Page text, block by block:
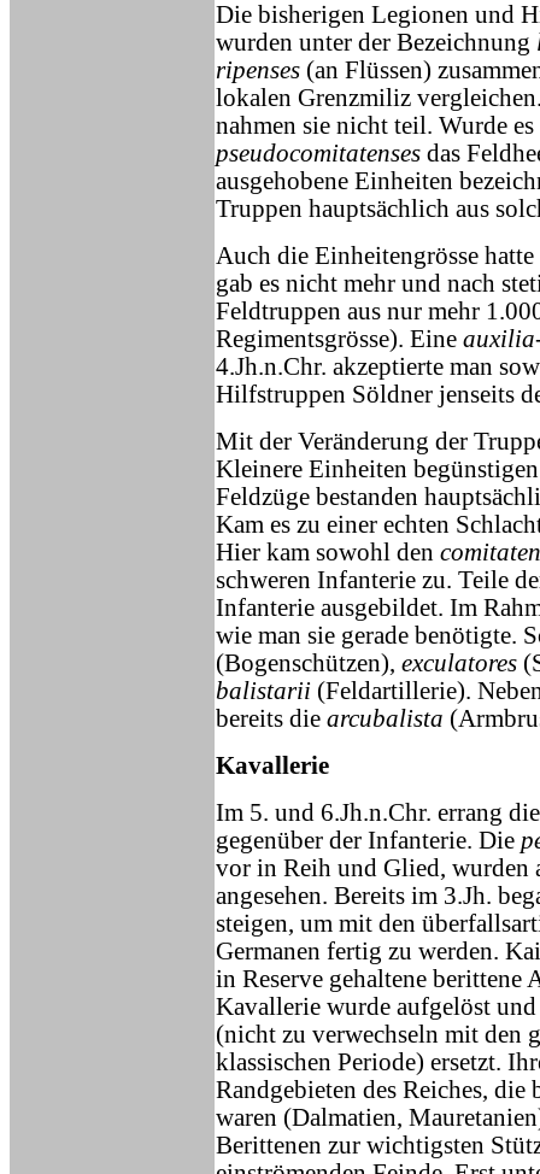
Die bisherigen Legionen und
wurden unter der Bezeichnung
ripenses (an Flüssen)
lokalen Grenzmiliz
nahmen sie nicht teil. Wurde
pseudocomitatenses das
ausgehobene Einheiten
Truppen hauptsächlich aus
Auch die Einheitengrösse
gab es nicht mehr und nach
Feldtruppen aus nur mehr
Regimentsgrösse). Eine auxilia
4.Jh.n.Chr. akzeptierte man
Hilfstruppen Söldner jenseits
Mit der Veränderung der
Kleinere Einheiten
Feldzüge bestanden
Kam es zu einer echten
Hier kam sowohl den
schweren Infanterie zu. Teile
Infanterie ausgebildet. Im
wie man sie gerade benötigte.
(Bogenschützen), exculatores
balistarii (Feldartillerie).
bereits die arcubalista
Kavallerie
Im 5. und 6.Jh.n.Chr. errang
gegenüber der Infanterie. Die
vor in Reih und Glied, wurden
angesehen. Bereits im 3.Jh.
steigen, um mit den
Germanen fertig zu werden.
in Reserve gehaltene berittene
Kavallerie wurde aufgelöst
(nicht zu verwechseln mit den
klassischen Periode) ersetzt.
Randgebieten des Reiches,
waren (Dalmatien,
Berittenen zur wichtigsten